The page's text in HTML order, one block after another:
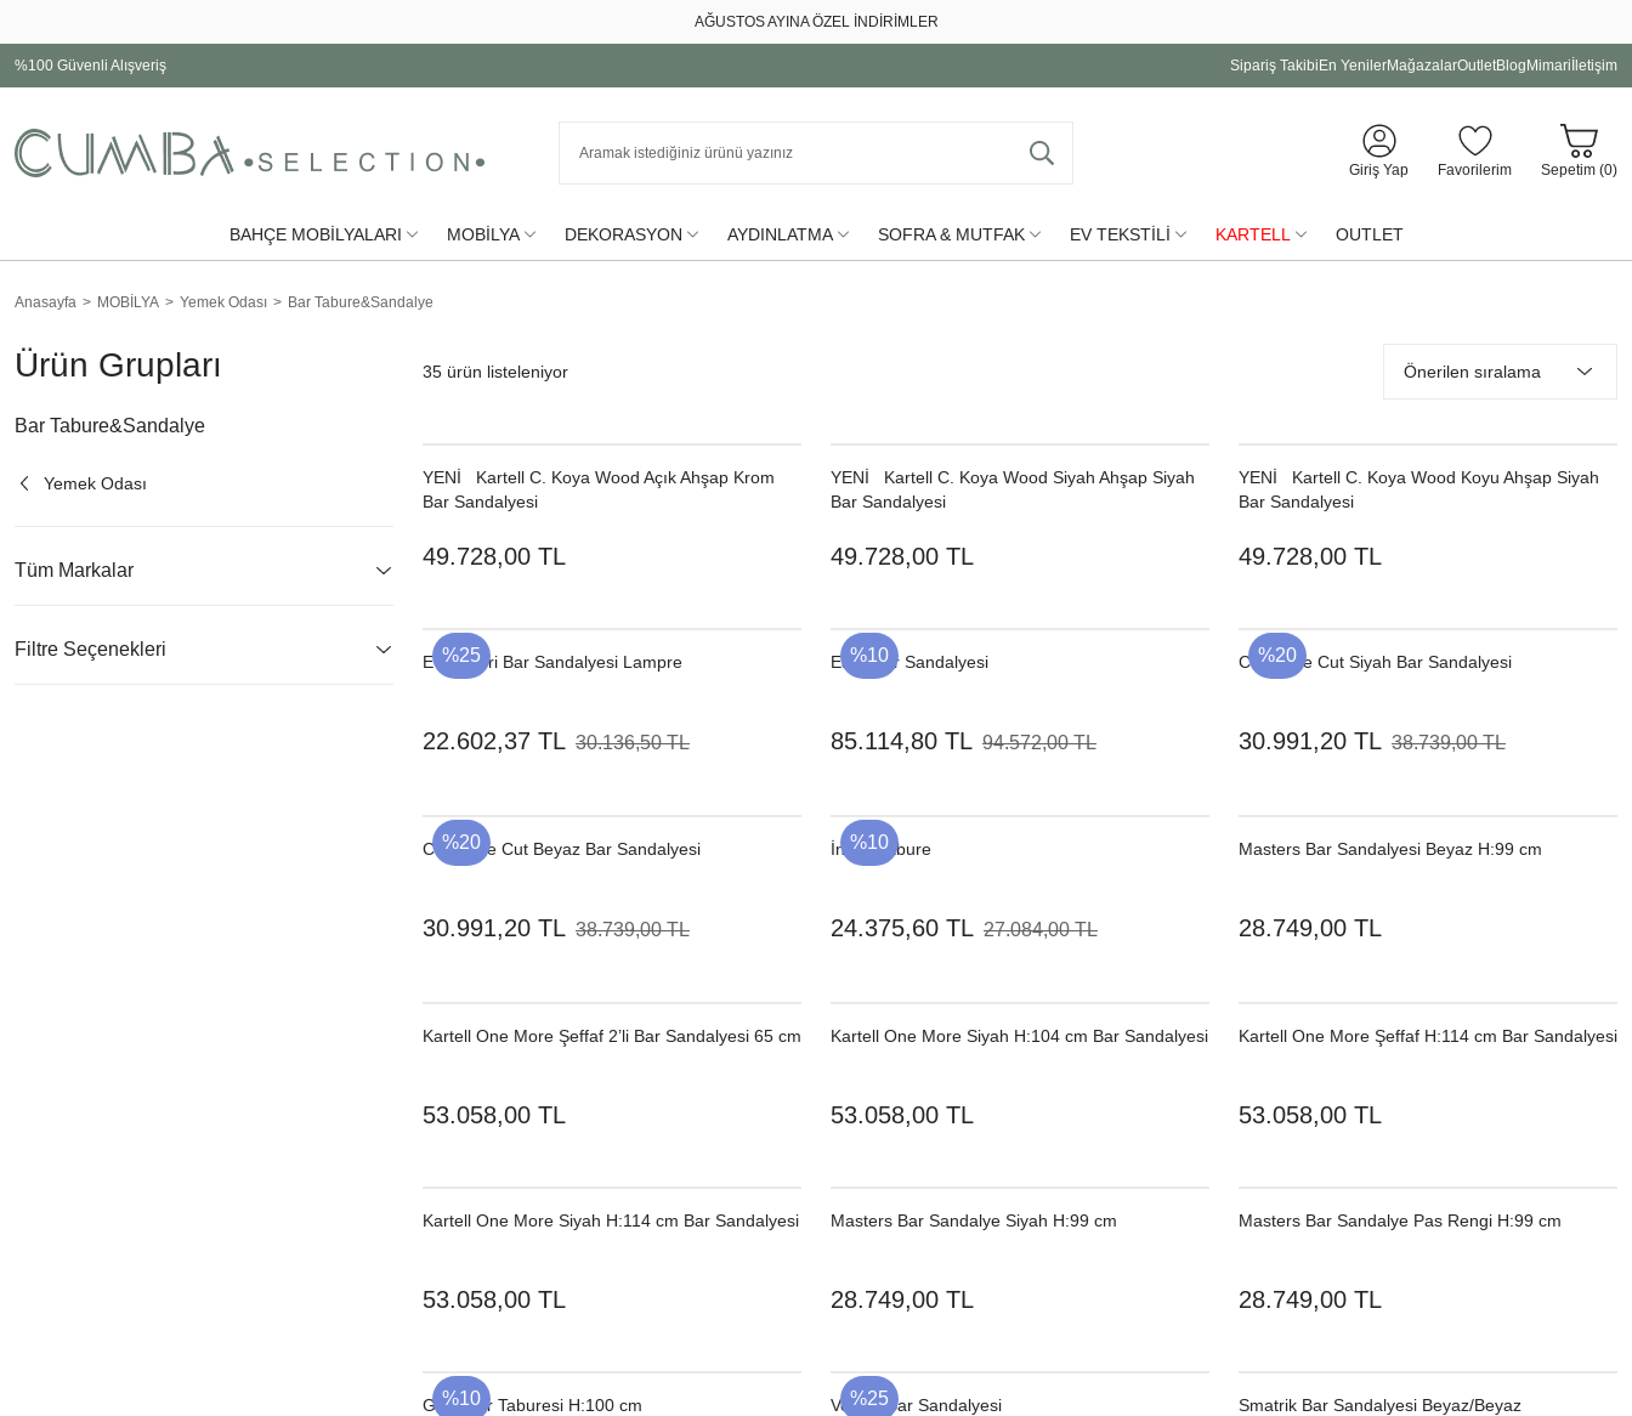
AĞUSTOS AYINA ÖZEL İNDİRİMLER
%100 Güvenli Alışveriş Sipariş Takibi En YenilerMağazalarOutletBlog Mimari İletişim
Giriş Yap Favorilerim Sepetim (0)
BAHÇE MOBİLYALARI MOBİLYA DEKORASYON AYDINLATMA SOFRA & MUTFAK EV TEKSTİLİ KARTELL OUTLET
Anasayfa MOBİLYA Yemek Odası Bar Tabure&Sandalye
Ürün Grupları
Bar Tabure&Sandalye
Yemek Odası
Tüm Markalar
Filtre Seçenekleri
35 ürün listeleniyor
YENI
Kartell C. Koya Wood Açık Ahşap Krom
Bar Sandalyesi
49.728,00 TL
YENI
Kartell C. Koya Wood Siyah Ahşap Siyah
Bar Sandalyesi
49.728,00 TL
YENI
Kartell C. Koya Wood Koyu Ahşap Siyah
Bar Sandalyesi
49.728,00 TL
%25
Evan Deri Bar Sandalyesi Lampre
22.602,37 TL 30.136,50 TL
%10
Easy Bar Sandalyesi
85.114,80 TL 94.572,00 TL
%20
Cane-line Cut Siyah Bar Sandalyesi
30.991,20 TL 38.739,00 TL
%20
Cane-line Cut Beyaz Bar Sandalyesi
30.991,20 TL 38.739,00 TL
%10
İndus Tabure
24.375,60 TL 27.084,00 TL
Masters Bar Sandalyesi Beyaz H:99 cm
28.749,00 TL
Kartell One More Şeffaf 2’li Bar Sandalyesi 65 cm
53.058,00 TL
Kartell One More Siyah H:104 cm Bar Sandalyesi
53.058,00 TL
Kartell One More Şeffaf H:114 cm Bar Sandalyesi
53.058,00 TL
Kartell One More Siyah H:114 cm Bar Sandalyesi
53.058,00 TL
Masters Bar Sandalye Siyah H:99 cm
28.749,00 TL
Masters Bar Sandalye Pas Rengi H:99 cm
28.749,00 TL
%10
Gear Bar Taburesi H:100 cm %25
Venice Bar Sandalyesi Smatrik Bar Sandalyesi Beyaz/Beyaz